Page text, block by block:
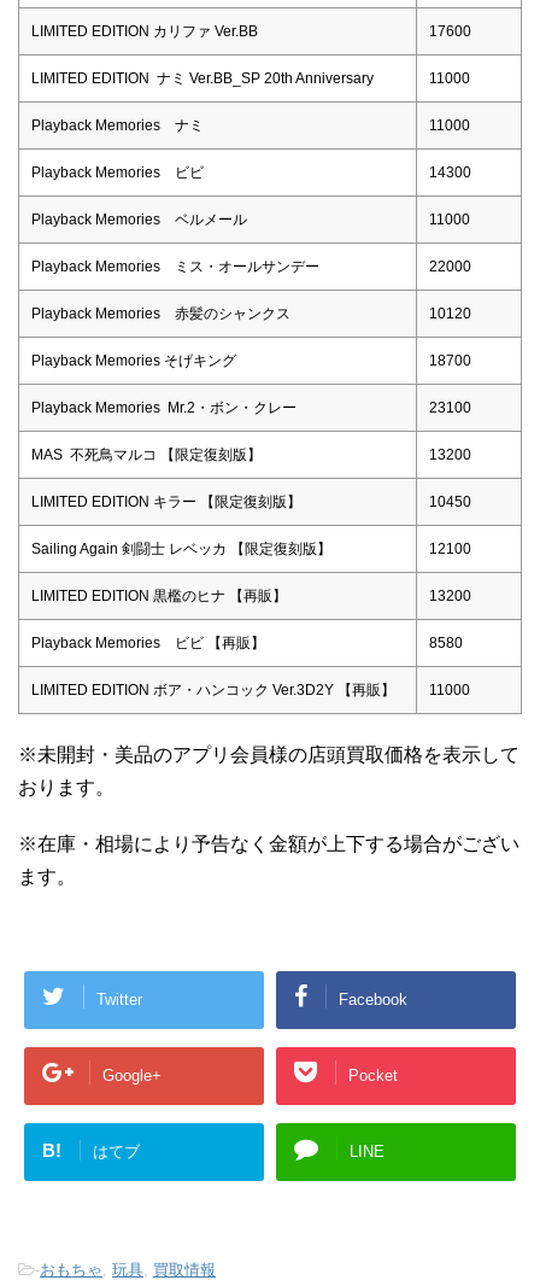
LIMITED EDITION カリファ Ver.BB 17600
LIMITED EDITION ナミ Ver.BB_SP 20th Anniversary 11000
Playback Memories ナミ 11000
Playback Memories ビビ 14300
Playback Memories ベルメール 11000
Playback Memories ミス・オールサンデー 22000
Playback Memories 赤髪のシャンクス 10120
Playback Memories そげキング 18700
Playback Memories Mr.2・ボン・クレー 23100
MAS 不死鳥マルコ 【限定復刻版】 13200
LIMITED EDITION キラー 【限定復刻版】 10450
Sailing Again 剣闘士 レベッカ 【限定復刻版】 12100
LIMITED EDITION 黒檻のヒナ 【再販】 13200
Playback Memories ビビ 【再販】 8580
LIMITED EDITION ボア・ハンコック Ver.3D2Y 【再販】 11000
※未開封・美品のアプリ会員様の店頭買取価格を表示して
おります。
※在庫・相場により予告なく金額が上下する場合がござい
ます。
Twitter Facebook
Google+ Pocket
B! はてブ LINE
-おもちゃ 玩具 買取情報